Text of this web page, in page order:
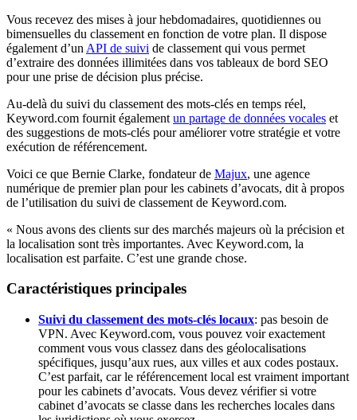
Vous recevez des mises à jour hebdomadaires, quotidiennes ou
bimensuelles du classement en fonction de votre plan. Il dispose
également d’un API de suivi de classement qui vous permet
d’extraire des données illimitées dans vos tableaux de bord SEO
pour une prise de décision plus précise.
Au-delà du suivi du classement des mots-clés en temps réel,
Keyword.com fournit également un partage de données vocales et
des suggestions de mots-clés pour améliorer votre stratégie et votre
exécution de référencement.
Voici ce que Bernie Clarke, fondateur de Majux, une agence
numérique de premier plan pour les cabinets d’avocats, dit à propos
de l’utilisation du suivi de classement de Keyword.com.
« Nous avons des clients sur des marchés majeurs où la précision et
la localisation sont très importantes. Avec Keyword.com, la
localisation est parfaite. C’est une grande chose.
Caractéristiques principales
Suivi du classement des mots-clés locaux: pas besoin de
VPN. Avec Keyword.com, vous pouvez voir exactement
comment vous vous classez dans des géolocalisations
spécifiques, jusqu’aux rues, aux villes et aux codes postaux.
C’est parfait, car le référencement local est vraiment important
pour les cabinets d’avocats. Vous devez vérifier si votre
cabinet d’avocats se classe dans les recherches locales dans